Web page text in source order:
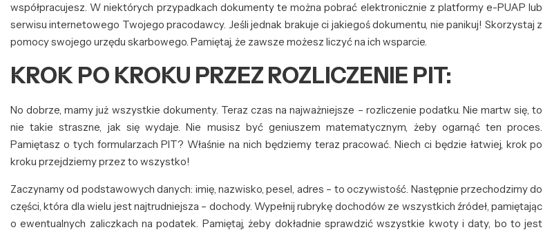
współpracujesz. W niektórych przypadkach dokumenty te można pobrać elektronicznie z platformy e-PUAP lub
serwisu internetowego Twojego pracodawcy. Jeśli jednak brakuje ci jakiegoś dokumentu, nie panikuj! Skorzystaj z
pomocy swojego urzędu skarbowego. Pamiętaj, że zawsze możesz liczyć na ich wsparcie.
KROK PO KROKU PRZEZ ROZLICZENIE PIT:
No dobrze, mamy już wszystkie dokumenty. Teraz czas na najważniejsze – rozliczenie podatku. Nie martw się, to
nie takie straszne, jak się wydaje. Nie musisz być geniuszem matematycznym, żeby ogarnąć ten proces.
Pamiętasz o tych formularzach PIT? Właśnie na nich będziemy teraz pracować. Niech ci będzie łatwiej, krok po
kroku przejdziemy przez to wszystko!
Zaczynamy od podstawowych danych: imię, nazwisko, pesel, adres – to oczywistość. Następnie przechodzimy do
części, która dla wielu jest najtrudniejsza – dochody. Wypełnij rubrykę dochodów ze wszystkich źródeł, pamiętając
o ewentualnych zaliczkach na podatek. Pamiętaj, żeby dokładnie sprawdzić wszystkie kwoty i daty, bo to jest